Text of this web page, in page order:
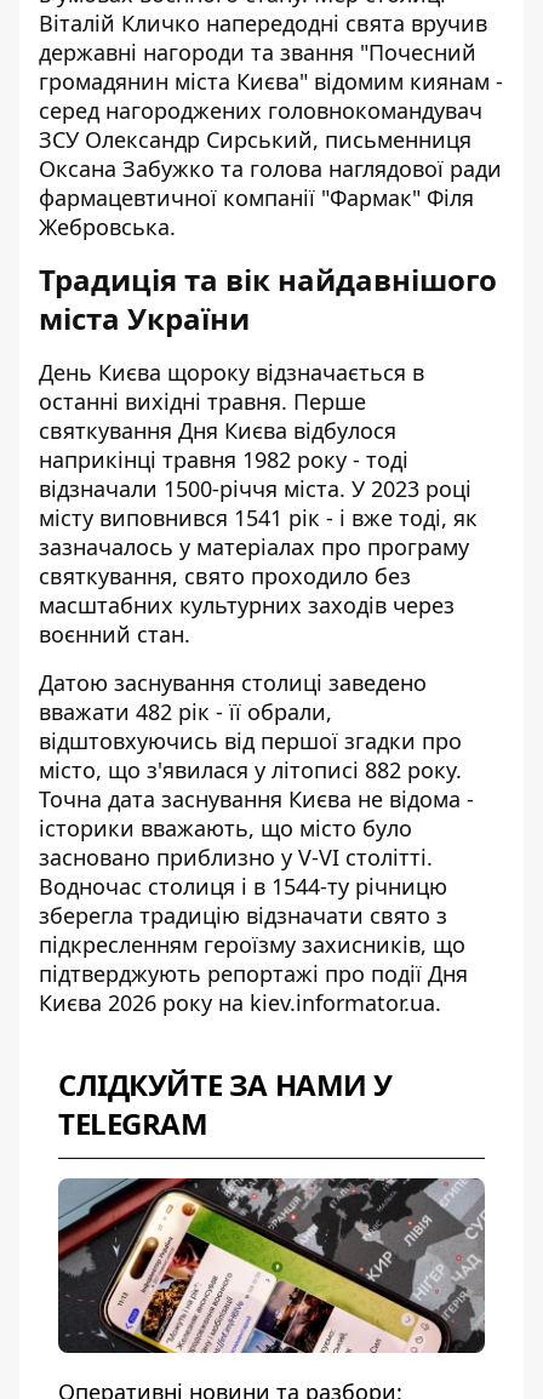
Віталій Кличко напередодні свята вручив
державні нагороди та звання "Почесний
громадянин міста Києва" відомим киянам -
серед нагороджених головнокомандувач
ЗСУ Олександр Сирський, письменниця
Оксана Забужко та голова наглядової ради
фармацевтичної компанії "Фармак" Філя
Жебровська.
Традиція та вік найдавнішого
міста України
День Києва щороку відзначається в
останні вихідні травня. Перше
святкування Дня Києва відбулося
наприкінці травня 1982 року - тоді
відзначали 1500-річчя міста. У 2023 році
місту виповнився 1541 рік - і вже тоді, як
зазначалось у матеріалах про програму
святкування, свято проходило без
масштабних культурних заходів через
воєнний стан.
Датою заснування столиці заведено
вважати 482 рік - її обрали,
відштовхуючись від першої згадки про
місто, що з'явилася у літописі 882 року.
Точна дата заснування Києва не відома -
історики вважають, що місто було
засновано приблизно у V-VI столітті.
Водночас столиця і в 1544-ту річницю
зберегла традицію відзначати свято з
підкресленням героїзму захисників, що
підтверджують репортажі про події Дня
Києва 2026 року на kiev.informator.ua.
СЛІДКУЙТЕ ЗА НАМИ У
TELEGRAM
Оперативні новини та разбори: